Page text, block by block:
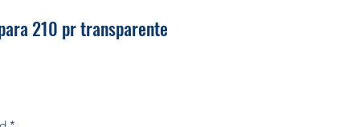
210 pr transparente